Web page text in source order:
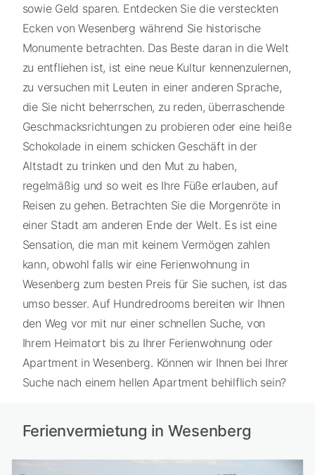
sowie Geld sparen. Entdecken Sie die versteckten
Ecken von Wesenberg während Sie historische
Monumente betrachten. Das Beste daran in die Welt
zu entfliehen ist, ist eine neue Kultur kennenzulernen,
zu versuchen mit Leuten in einer anderen Sprache,
die Sie nicht beherrschen, zu reden, überraschende
Geschmacksrichtungen zu probieren oder eine heiße
Schokolade in einem schicken Geschäft in der
Altstadt zu trinken und den Mut zu haben,
regelmäßig und so weit es Ihre Füße erlauben, auf
Reisen zu gehen. Betrachten Sie die Morgenröte in
einer Stadt am anderen Ende der Welt. Es ist eine
Sensation, die man mit keinem Vermögen zahlen
kann, obwohl falls wir eine Ferienwohnung in
Wesenberg zum besten Preis für Sie suchen, ist das
umso besser. Auf Hundredrooms bereiten wir Ihnen
den Weg vor mit nur einer schnellen Suche, von
Ihrem Heimatort bis zu Ihrer Ferienwohnung oder
Apartment in Wesenberg. Können wir Ihnen bei Ihrer
Suche nach einem hellen Apartment behilflich sein?
Ferienvermietung in Wesenberg